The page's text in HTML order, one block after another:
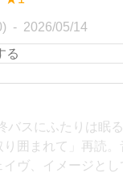
2026/05/14
バスにふたりは眠
り囲まれて」再読
イヴ、イメージと